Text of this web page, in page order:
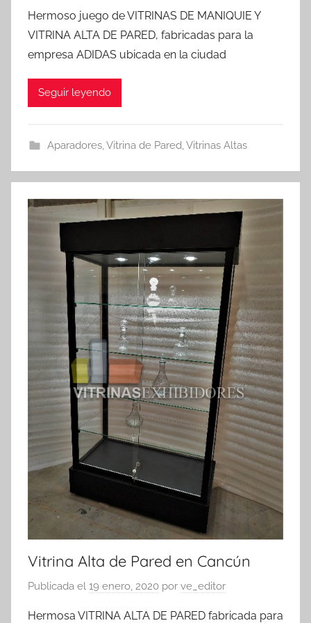
Hermoso juego de VITRINAS DE MANIQUIE Y
VITRINA ALTA DE PARED, fabricadas para la
empresa ADIDAS ubicada en la ciudad
Seguir leyendo
Aparadores,Vitrina de Pared,Vitrinas Altas
Vitrina Alta de Pared en Cancún
Publicada el 19 enero, 2020 por ve_editor
Hermosa VITRINA ALTA DE PARED fabricada para